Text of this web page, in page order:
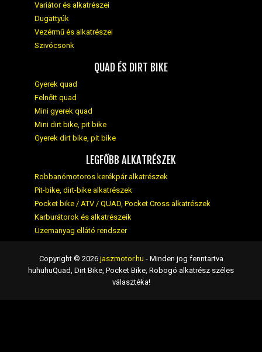
Variátor és alkatrészei
Dugattyúk
Vezérmű és alkatrészei
Szivócsonk
QUAD ÉS DIRT BIKE
Gyerek quad
Felnőtt quad
Mini gyerek quad
Mini dirt bike, pit bike
Gyerek dirt bike, pit bike
LEGFŐBB ALKATRÉSZEK
Robbanómotoros kerékpár alkatrészek
Pit-bike, dirt-bike alkatrészek
Pocket bike / ATV / QUAD, Pocket Cross alkatrészek
Karburátorok és alkatrészeik
Üzemanyag ellátó rendszer
Copyright © 2026 jaszmotor.hu - Minden jog fenntartva
huhuhuQuad, Dirt Bike, Pocket Bike, Robogó alkatrész széles
választéka!